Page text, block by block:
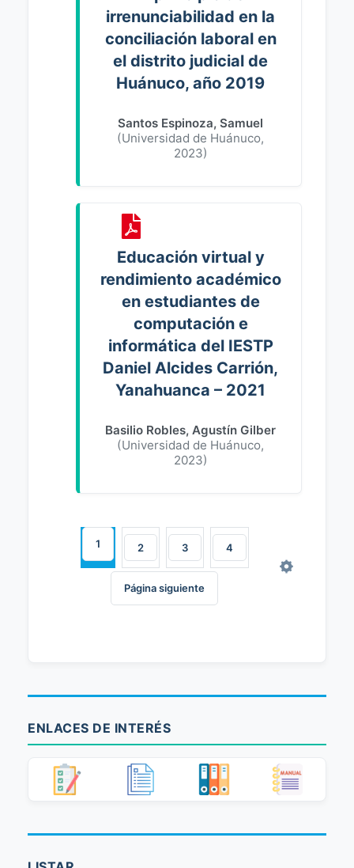
irrenunciabilidad en la
conciliación laboral en
el distrito judicial de
Huánuco, año 2019
Santos Espinoza, Samuel
(Universidad de Huánuco,
2023)
Educación virtual y
rendimiento académico
en estudiantes de
computación e
informática del IESTP
Daniel Alcides Carrión,
Yanahuanca – 2021
Basilio Robles, Agustín Gilber
(Universidad de Huánuco,
2023)
1 2 3 4
Página siguiente
ENLACES DE INTERÉS